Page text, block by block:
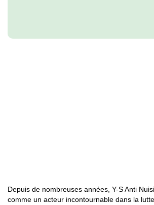
Depuis de nombreuses années, Y-S Anti
comme un acteur incontournable dans la